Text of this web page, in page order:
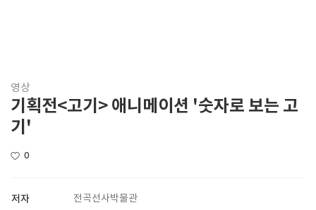
영상
기획전<고기> 애니메이션 '숫자로 보는 고
기'
0
저자 전곡선사박물관